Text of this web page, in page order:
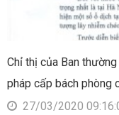
Chỉ thị của Ban
pháp cấp bách phòng
27/03/2020